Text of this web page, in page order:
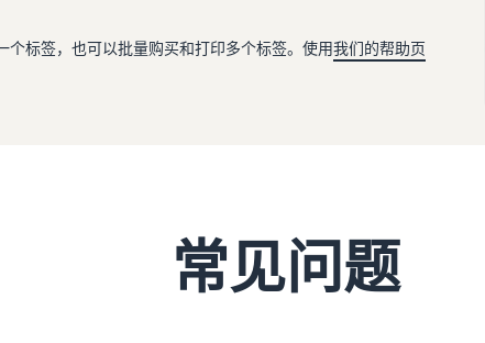
个标签，也可以批量购买和打印多个标签。使用我们的帮助页
常见问题